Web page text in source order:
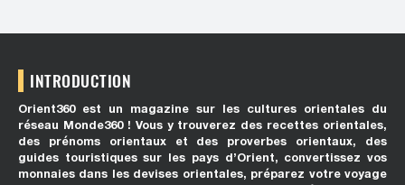
INTRODUCTION
Orient360 est un magazine sur les cultures orientales du
réseau Monde360 ! Vous y trouverez des recettes orientales,
des prénoms orientaux et des proverbes orientaux, des
guides touristiques sur les pays d’Orient, convertissez vos
monnaies dans les devises orientales, préparez votre voyage